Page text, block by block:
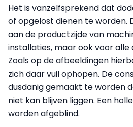
Het is vanzelfsprekend dat
of opgelost dienen te worden.
aan de productzijde van
installaties, maar ook voor
Zoals op de afbeeldingen
zich daar vuil ophopen. De
dusdanig gemaakt te worden
niet kan blijven liggen. Een
worden afgeblind.